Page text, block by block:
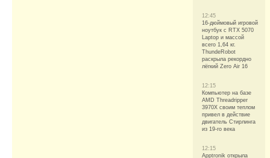
12:45
16-дюймовый игровой
ноутбук с RTX 5070
Laptop и массой
всего 1,64 кг.
ThundeRobot
раскрыла рекордно
лёгкий Zero Air 16
12:15
Компьютер на базе
AMD Threadripper
3970X своим теплом
привел в действие
двигатель Стирлинга
из 19-го века
12:15
Apptronik открыла